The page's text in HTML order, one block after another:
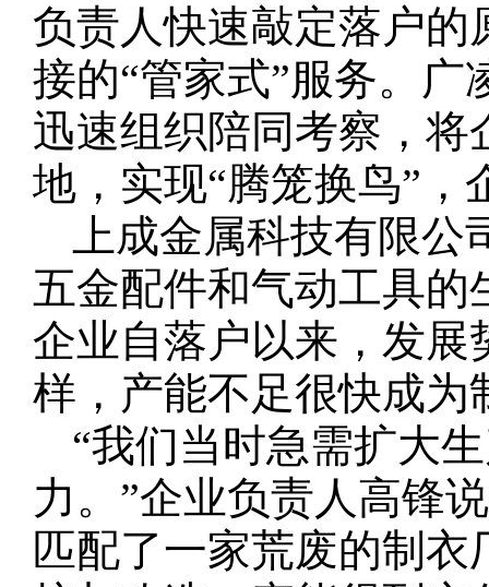
负责人快速敲定落户
接的“管家式”服务。
迅速组织陪同考察，
地，实现“腾笼换鸟”，
上成金属科技有限公
五金配件和气动工具的
企业自落户以来，发
样，产能不足很快成为
“我们当时急需扩大
力。”企业负责人高锋
匹配了一家荒废的制